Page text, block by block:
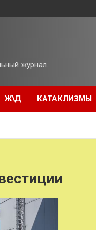
журнал.
Ж\Д КАТАКЛИЗМЫ